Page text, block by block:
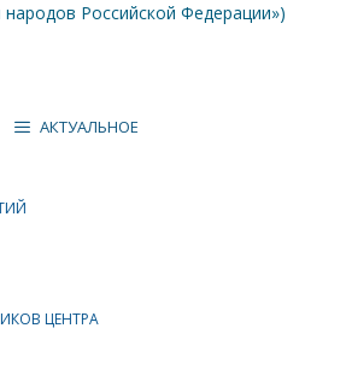
народов Российской Федерации»)
АКТУАЛЬНОЕ
ЦЕНТРА